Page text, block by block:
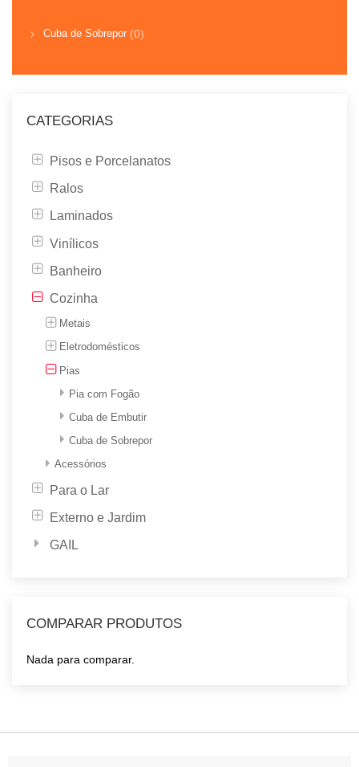
Cuba de Sobrepor (0)
CATEGORIAS
Pisos e Porcelanatos
Ralos
Laminados
Vinílicos
Banheiro
Cozinha
Metais
Eletrodomésticos
Pias
Pia com Fogão
Cuba de Embutir
Cuba de Sobrepor
Acessórios
Para o Lar
Externo e Jardim
GAIL
COMPARAR PRODUTOS
Nada para comparar.